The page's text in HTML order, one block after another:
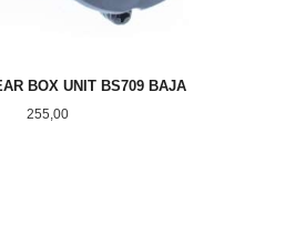
BOX UNIT BS709 BAJA
Pris
255,00